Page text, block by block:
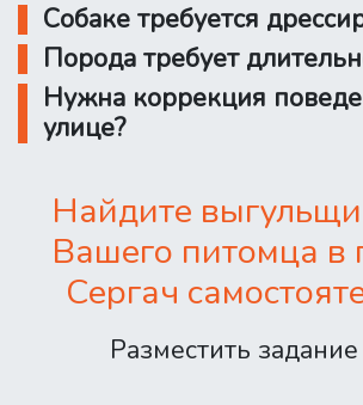
Собаке требуется
Порода требует
Нужна коррекция
улице?
Найдите
Вашего питомца в
Сергач
Разместить задание